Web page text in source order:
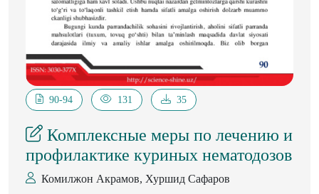
90-94 131 35
Комплексные меры по лечению и
профилактике куриных нематодозов
Комилжон Акрамов, Хуршид Сафаров